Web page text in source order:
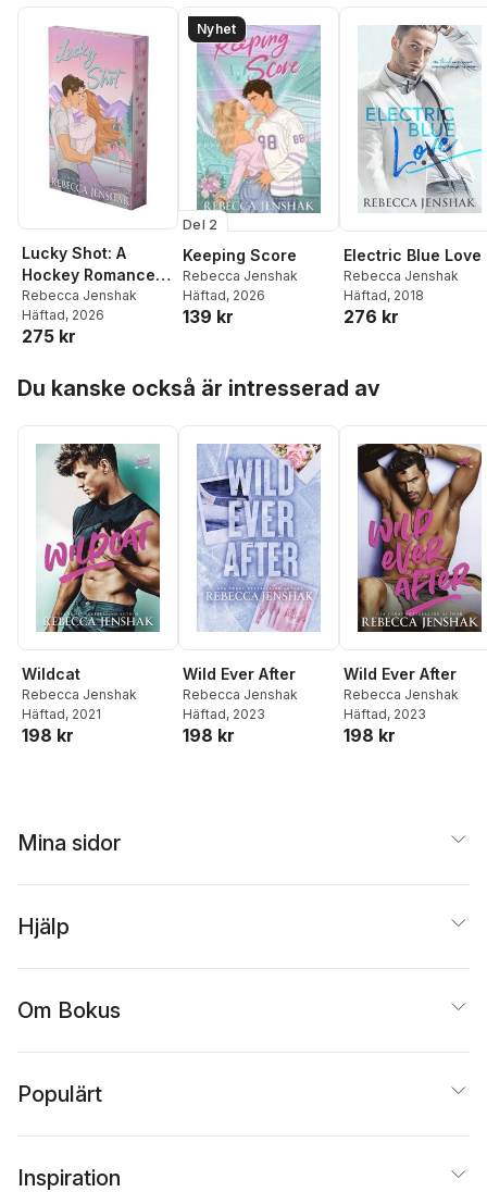
Lucky Shot: A
Hockey Romance
(Deluxe Limited
Edition)
Rebecca Jenshak
Häftad, 2026
275 kr
Nyhet
Del 2
Keeping Score
Rebecca Jenshak
Häftad, 2026
139 kr
Electric Blue Love
Rebecca Jenshak
Häftad, 2018
276 kr
Du kanske också är intresserad av
Wildcat
Rebecca Jenshak
Häftad, 2021
198 kr
Wild Ever After
Rebecca Jenshak
Häftad, 2023
198 kr
Wild Ever After
Rebecca Jenshak
Häftad, 2023
198 kr
Mina sidor
Hjälp
Om Bokus
Populärt
Inspiration